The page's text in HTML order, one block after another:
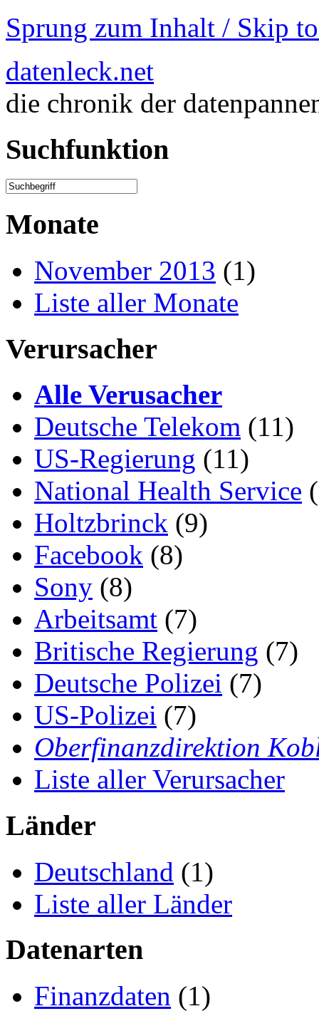
Sprung zum Inhalt / Skip
datenleck.net
die chronik der
Suchfunktion
Monate
November 2013 (1)
Liste aller Monate
Verursacher
Alle Verusacher
Deutsche Telekom (11)
US-Regierung (11)
National Health Service
Holtzbrinck (9)
Facebook (8)
Sony (8)
Arbeitsamt (7)
Britische Regierung (7)
Deutsche Polizei (7)
US-Polizei (7)
Oberfinanzdirektion
Liste aller Verursacher
Länder
Deutschland (1)
Liste aller Länder
Datenarten
Finanzdaten (1)